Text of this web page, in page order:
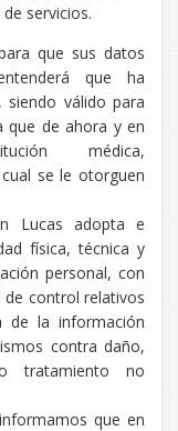
servicios.
que sus datos
que ha
válido para
que de ahora y en
médica,
se le otorguen
Lucas adopta e
física, técnica y
personal, con
control relativos
de la información
contra daño,
tratamiento no
que en